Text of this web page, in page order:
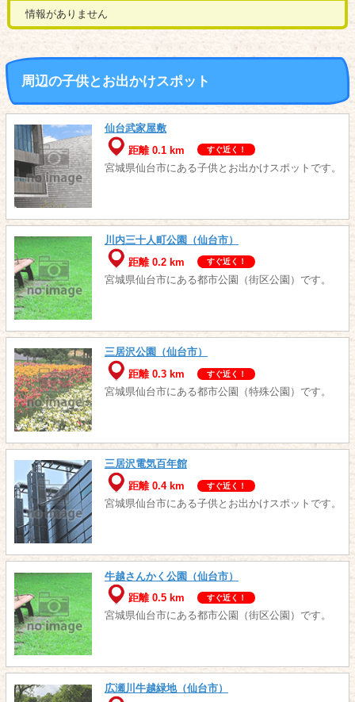
情報がありません
周辺の子供とお出かけスポット
仙台武家屋敷
距離 0.1 km
すぐ近く！
宮城県仙台市にある子供とお出かけスポットです。
川内三十人町公園（仙台市）
距離 0.2 km
すぐ近く！
宮城県仙台市にある都市公園（街区公園）です。
三居沢公園（仙台市）
距離 0.3 km
すぐ近く！
宮城県仙台市にある都市公園（特殊公園）です。
三居沢電気百年館
距離 0.4 km
すぐ近く！
宮城県仙台市にある子供とお出かけスポットです。
牛越さんかく公園（仙台市）
距離 0.5 km
すぐ近く！
宮城県仙台市にある都市公園（街区公園）です。
広瀬川牛越緑地（仙台市）